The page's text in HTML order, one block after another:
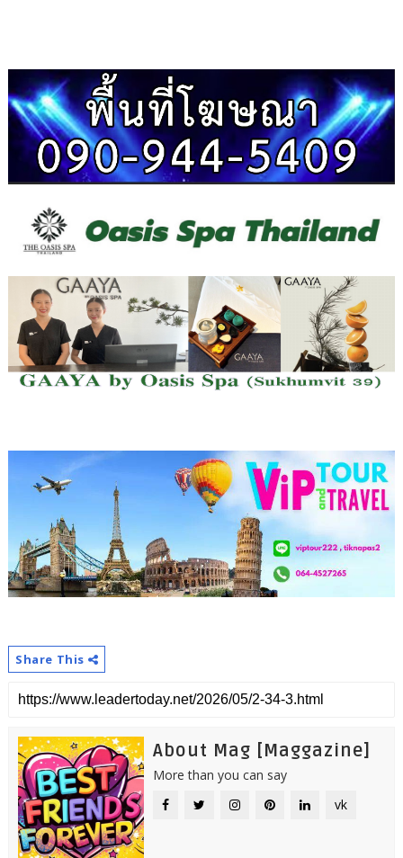
Share This
About Mag [Maggazine]
More than you can say
vk